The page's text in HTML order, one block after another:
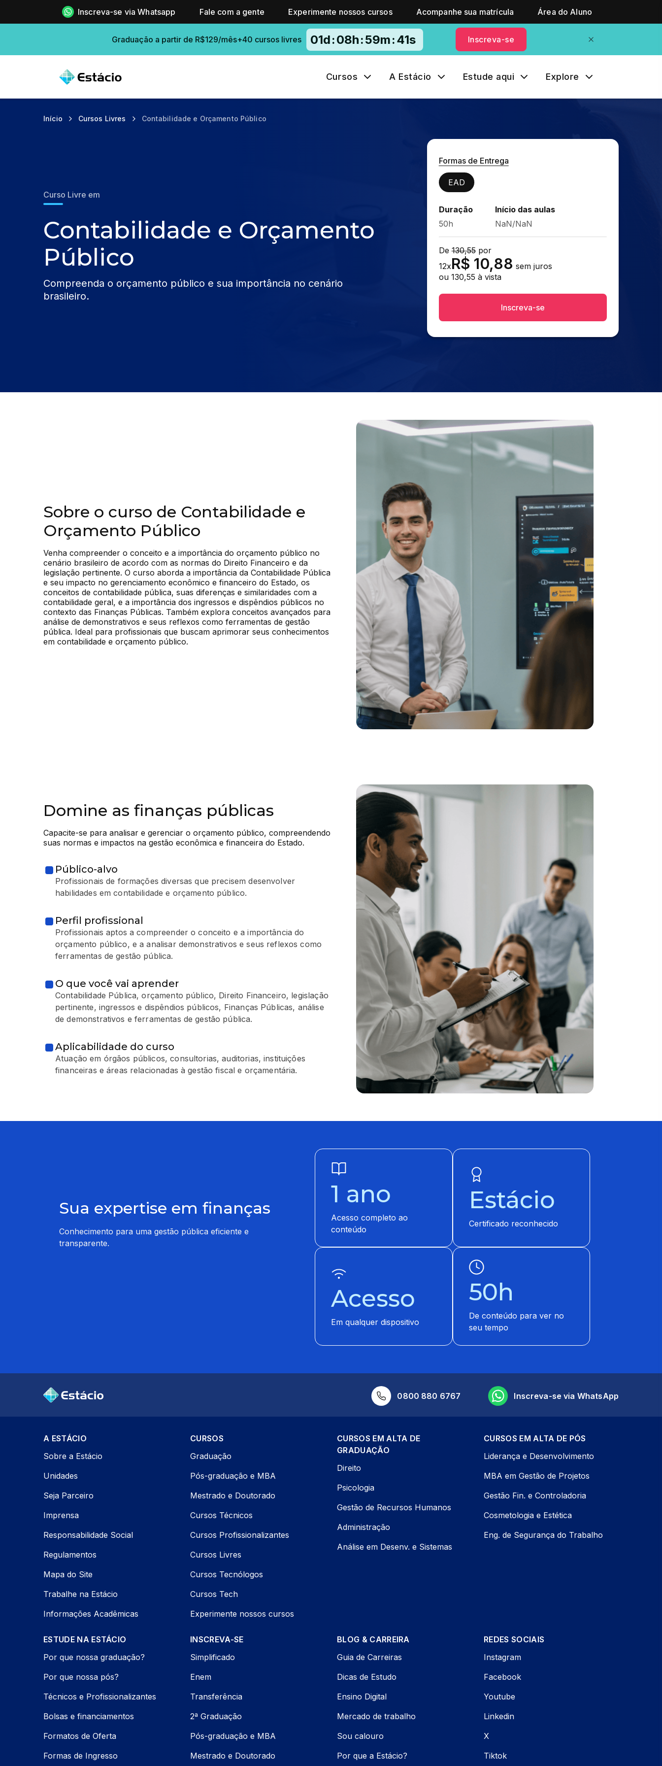
Inscreva-se via Whatsapp Fale com a gente Experimente nossos cursos Acompanhe sua matrícula Área do Aluno
Graduação a partir de R$129/mês+40 cursos livres 01d:08h:59m:40s Inscreva-se
Cursos A Estácio Estude aqui Explore
Início Cursos Livres Contabilidade e Orçamento Público
Curso Livre em
Contabilidade e Orçamento
Público
Compreenda o orçamento público e sua importância no cenário
brasileiro.
Formas de Entrega
EAD
Duração
50h
Início das aulas
NaN/NaN
De130,55por
12xR$ 10,88 sem juros
ou 130,55 à vista
Inscreva-se
Sobre o curso de Contabilidade e
Orçamento Público
Venha compreender o conceito e a importância do orçamento público no
cenário brasileiro de acordo com as normas do Direito Financeiro e da
legislação pertinente. O curso aborda a importância da Contabilidade Pública
e seu impacto no gerenciamento econômico e financeiro do Estado, os
conceitos de contabilidade pública, suas diferenças e similaridades com a
contabilidade geral, e a importância dos ingressos e dispêndios públicos no
contexto das Finanças Públicas. Também explora conceitos avançados para
análise de demonstrativos e seus reflexos como ferramentas de gestão
pública. Ideal para profissionais que buscam aprimorar seus conhecimentos
em contabilidade e orçamento público.
Domine as finanças públicas
Capacite-se para analisar e gerenciar o orçamento público, compreendendo
suas normas e impactos na gestão econômica e financeira do Estado.
Público-alvo
Profissionais de formações diversas que precisem desenvolver
habilidades em contabilidade e orçamento público.
Perfil profissional
Profissionais aptos a compreender o conceito e a importância do
orçamento público, e a analisar demonstrativos e seus reflexos como
ferramentas de gestão pública.
O que você vai aprender
Contabilidade Pública, orçamento público, Direito Financeiro, legislação
pertinente, ingressos e dispêndios públicos, Finanças Públicas, análise
de demonstrativos e ferramentas de gestão pública.
Aplicabilidade do curso
Atuação em órgãos públicos, consultorias, auditorias, instituições
financeiras e áreas relacionadas à gestão fiscal e orçamentária.
Sua expertise em finanças
Conhecimento para uma gestão pública eficiente e
transparente.
1 ano
Acesso completo ao
conteúdo
Estácio
Certificado reconhecido
Acesso
Em qualquer dispositivo
50h
De conteúdo para ver no
seu tempo
0800 880 6767 Inscreva-se via WhatsApp
A ESTÁCIO
Sobre a Estácio
Unidades
Seja Parceiro
Imprensa
Responsabilidade Social
Regulamentos
Mapa do Site
Trabalhe na Estácio
Informações Acadêmicas
CURSOS
Graduação
Pós-graduação e MBA
Mestrado e Doutorado
Cursos Técnicos
Cursos Profissionalizantes
Cursos Livres
Cursos Tecnólogos
Cursos Tech
Experimente nossos cursos
CURSOS EM ALTA DE
GRADUAÇÃO
Direito
Psicologia
Gestão de Recursos Humanos
Administração
Análise em Desenv. e Sistemas
CURSOS EM ALTA DE PÓS
Liderança e Desenvolvimento
MBA em Gestão de Projetos
Gestão Fin. e Controladoria
Cosmetologia e Estética
Eng. de Segurança do Trabalho
ESTUDE NA ESTÁCIO
Por que nossa graduação?
Por que nossa pós?
Técnicos e Profissionalizantes
Bolsas e financiamentos
Formatos de Oferta
Formas de Ingresso
INSCREVA-SE
Simplificado
Enem
Transferência
2ª Graduação
Pós-graduação e MBA
Mestrado e Doutorado
BLOG & CARREIRA
Guia de Carreiras
Dicas de Estudo
Ensino Digital
Mercado de trabalho
Sou calouro
Por que a Estácio?
REDES SOCIAIS
Instagram
Facebook
Youtube
Linkedin
X
Tiktok